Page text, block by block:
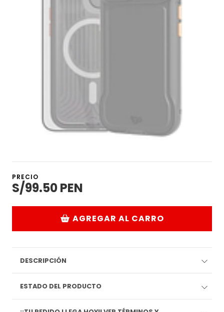
PRECIO
S/99.50 PEN
AGREGAR AL CARRO
DESCRIPCIÓN
ESTADO DEL PRODUCTO